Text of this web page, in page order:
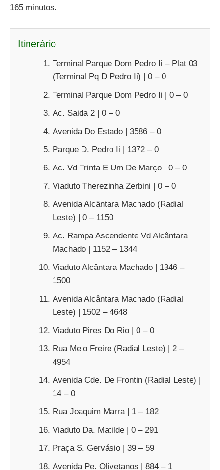
165 minutos.
Itinerário
Terminal Parque Dom Pedro Ii – Plat 03
(Terminal Pq D Pedro Ii) | 0 – 0
Terminal Parque Dom Pedro Ii | 0 – 0
Ac. Saida 2 | 0 – 0
Avenida Do Estado | 3586 – 0
Parque D. Pedro Ii | 1372 – 0
Ac. Vd Trinta E Um De Março | 0 – 0
Viaduto Therezinha Zerbini | 0 – 0
Avenida Alcântara Machado (Radial
Leste) | 0 – 1150
Ac. Rampa Ascendente Vd Alcântara
Machado | 1152 – 1344
Viaduto Alcântara Machado | 1346 –
1500
Avenida Alcântara Machado (Radial
Leste) | 1502 – 4648
Viaduto Pires Do Rio | 0 – 0
Rua Melo Freire (Radial Leste) | 2 –
4954
Avenida Cde. De Frontin (Radial Leste) |
14 – 0
Rua Joaquim Marra | 1 – 182
Viaduto Da. Matilde | 0 – 291
Praça S. Gervásio | 39 – 59
Avenida Pe. Olivetanos | 884 – 1